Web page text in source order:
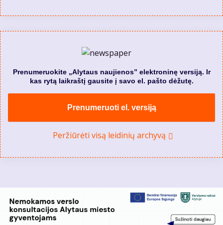
Prenumeruokite „Alytaus naujienos” elektroninę versiją. Ir
kas rytą laikraštį gausite į savo el. pašto dėžutę.
Prenumeruoti el. versiją
Peržiūrėti visą leidinių archyvą